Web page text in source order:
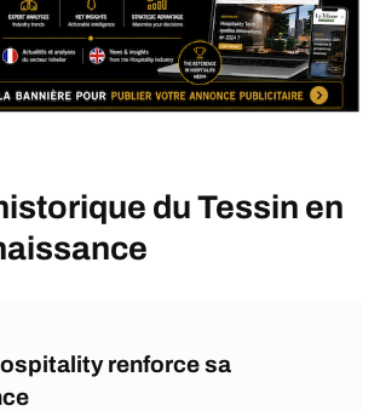
du Tessin en
renforce sa